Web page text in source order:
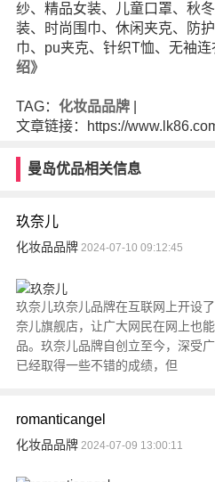
纱、精品女装、儿童口罩、秋
装、时尚围巾、休闲夹克、防
巾、pu夹克、针织T恤、无袖
绍》
TAG： 化妆品品牌|
文章链接：https://
曼岛优品相关信息
玖奈儿
化妆品品牌2024-07-10 09:12:45
玖奈儿玖奈儿品牌在互联网上开设
奈儿旗舰店，让广大网民在网上也
品。玖奈儿品牌自创立至今，深受
已经取得一些不错的成绩，但
romanticangel
化妆品品牌2024-07-09 13:00:11